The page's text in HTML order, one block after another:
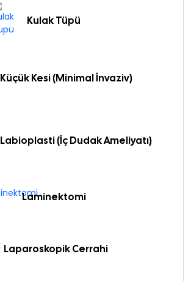
Kulak Tüpü
Küçük Kesi (Minimal İnvaziv)
Labioplasti (İç Dudak Ameliyatı)
Laminektomi
Laparoskopik Cerrahi